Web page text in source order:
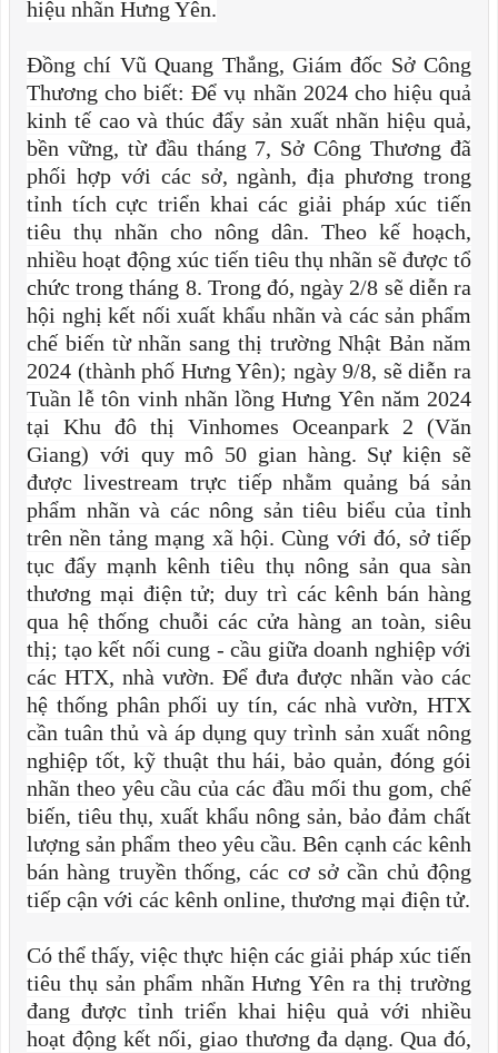
hiệu nhãn Hưng Yên.
Đồng chí Vũ Quang Thắng, Giám đốc Sở Công
Thương cho biết: Để vụ nhãn 2024 cho hiệu quả
kinh tế cao và thúc đẩy sản xuất nhãn hiệu quả,
bền vững, từ đầu tháng 7, Sở Công Thương đã
phối hợp với các sở, ngành, địa phương trong
tỉnh tích cực triển khai các giải pháp xúc tiến
tiêu thụ nhãn cho nông dân. Theo kế hoạch,
nhiều hoạt động xúc tiến tiêu thụ nhãn sẽ được tổ
chức trong tháng 8. Trong đó, ngày 2/8 sẽ diễn ra
hội nghị kết nối xuất khẩu nhãn và các sản phẩm
chế biến từ nhãn sang thị trường Nhật Bản năm
2024 (thành phố Hưng Yên); ngày 9/8, sẽ diễn ra
Tuần lễ tôn vinh nhãn lồng Hưng Yên năm 2024
tại Khu đô thị Vinhomes Oceanpark 2 (Văn
Giang) với quy mô 50 gian hàng. Sự kiện sẽ
được livestream trực tiếp nhằm quảng bá sản
phẩm nhãn và các nông sản tiêu biểu của tỉnh
trên nền tảng mạng xã hội. Cùng với đó, sở tiếp
tục đẩy mạnh kênh tiêu thụ nông sản qua sàn
thương mại điện tử; duy trì các kênh bán hàng
qua hệ thống chuỗi các cửa hàng an toàn, siêu
thị; tạo kết nối cung - cầu giữa doanh nghiệp với
các HTX, nhà vườn. Để đưa được nhãn vào các
hệ thống phân phối uy tín, các nhà vườn, HTX
cần tuân thủ và áp dụng quy trình sản xuất nông
nghiệp tốt, kỹ thuật thu hái, bảo quản, đóng gói
nhãn theo yêu cầu của các đầu mối thu gom, chế
biến, tiêu thụ, xuất khẩu nông sản, bảo đảm chất
lượng sản phẩm theo yêu cầu. Bên cạnh các kênh
bán hàng truyền thống, các cơ sở cần chủ động
tiếp cận với các kênh online, thương mại điện tử.
Có thể thấy, việc thực hiện các giải pháp xúc tiến
tiêu thụ sản phẩm nhãn Hưng Yên ra thị trường
đang được tỉnh triển khai hiệu quả với nhiều
hoạt động kết nối, giao thương đa dạng. Qua đó,